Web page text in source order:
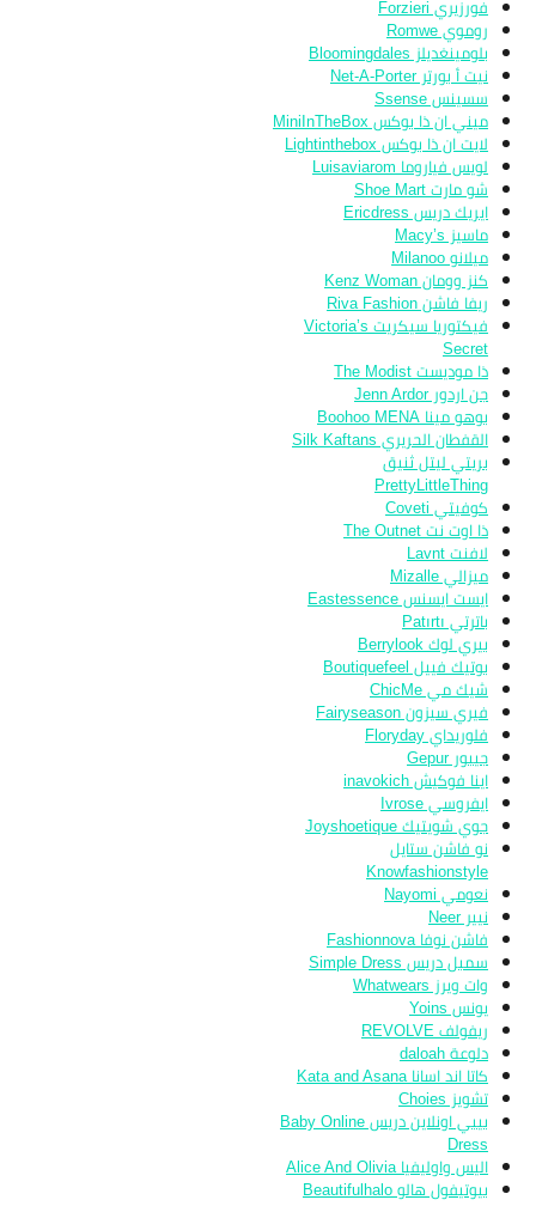
فورزيري Forzieri
روموي Romwe
بلومينغديلز Bloomingdales
نيت أ بورتر Net-A-Porter
سسينس Ssense
ميني ان ذا بوكس MiniInTheBox
لايت ان ذا بوكس Lightinthebox
لويس فياروما Luisaviarom
شو مارت Shoe Mart
ايريك دريس Ericdress
ماسيز Macy’s
ميلانو Milanoo
كنز وومان Kenz Woman
ريفا فاشن Riva Fashion
فيكتوريا سيكريت Victoria’s
Secret
ذا موديست The Modist
جن اردور Jenn Ardor
بوهو مينا Boohoo MENA
القفطان الحريري Silk Kaftans
بريتي ليتل ثنيق
PrettyLittleThing
كوفيتي Coveti
ذا اوت نت The Outnet
لافنت Lavnt
ميزالي Mizalle
ايست ايسنس Eastessence
باترتي Patırtı
بيري لوك Berrylook
بوتيك فييل Boutiquefeel
شيك مي ChicMe
فيري سيزون Fairyseason
فلوريداي Floryday
جيبور Gepur
اينا فوكيش inavokich
ايفروسي Ivrose
جوي شويتيك Joyshoetique
نو فاشن ستايل
Knowfashionstyle
نعومي Nayomi
نيير Neer
فاشن نوفا Fashionnova
سمبل دريس Simple Dress
وات ويرز Whatwears
يونس Yoins
ريفولف REVOLVE
دلوعة daloah
كاتا اند اسانا Kata and Asana
تشويز Choies
بيبي اونلاين دريس Baby Online
Dress
اليس واوليفيا Alice And Olivia
بيوتيفول هالو Beautifulhalo